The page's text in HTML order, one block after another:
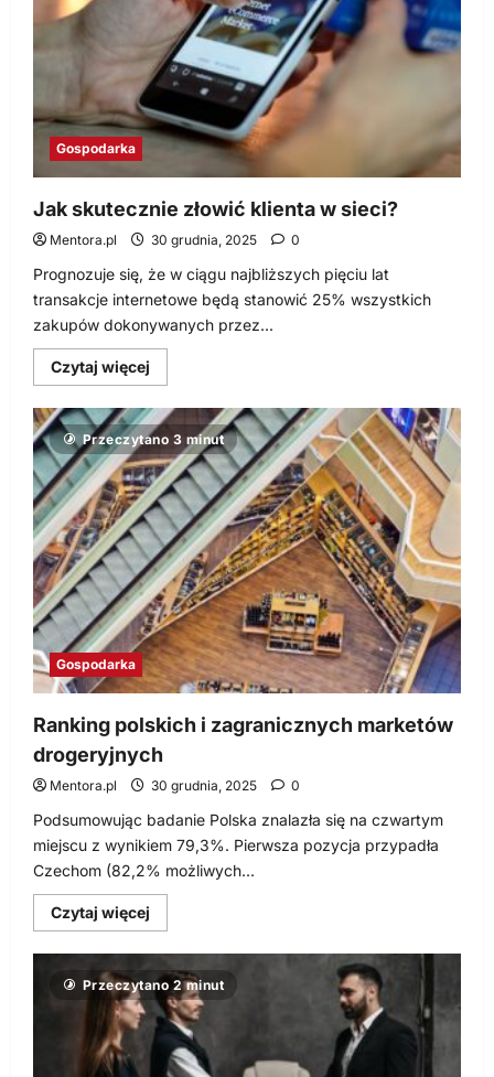
miliardów
zadłużenia
Gospodarka
Jak skutecznie złowić klienta w sieci?
Mentora.pl 30 grudnia, 2025 0
Prognozuje się, że w ciągu najbliższych pięciu lat
transakcje internetowe będą stanowić 25% wszystkich
zakupów dokonywanych przez...
Czytaj więcej
się
o
Jak
skutecznie
złowić
klienta
w
sieci?
Przeczytano 3 minut
Gospodarka
Ranking polskich i zagranicznych marketów
drogeryjnych
Mentora.pl 30 grudnia, 2025 0
Podsumowując badanie Polska znalazła się na czwartym
miejscu z wynikiem 79,3%. Pierwsza pozycja przypadła
Czechom (82,2% możliwych...
Czytaj więcej
się
o
Ranking
polskich
zagranicznych
marketów
drogeryjnych
Przeczytano 2 minut